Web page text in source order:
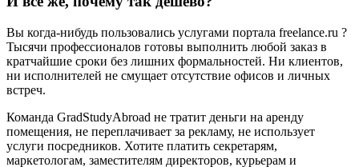
Вы когда-нибудь пользовались услугами портала freelance.ru ?
Тысячи профессионалов готовы выполнить любой заказ в
кратчайшие сроки без лишних формальностей. Ни клиентов,
ни исполнителей не смущает отсутствие офисов и личных
встреч.
Команда GradStudyAbroad не тратит деньги на аренду
помещения, не переплачивает за рекламу, не использует
услуги посредников. Хотите платить секретарям,
маркетологам, заместителям директоров, курьерам и